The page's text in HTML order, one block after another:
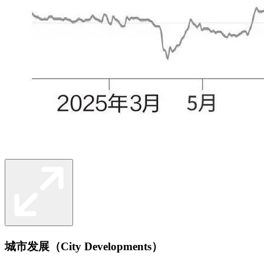
城市发展（City Developments）